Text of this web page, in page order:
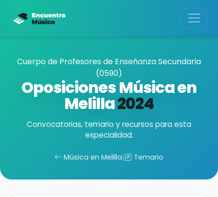
Cuerpo de Profesores de Enseñanza Secundaria
(0590)
Oposiciones Música en
Melilla2024
Convocatorias, temario y recursos para esta
especialidad.
Música en Melilla| Temario